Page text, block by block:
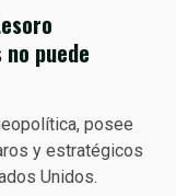
puede
posee
y estratégicos
Unidos.